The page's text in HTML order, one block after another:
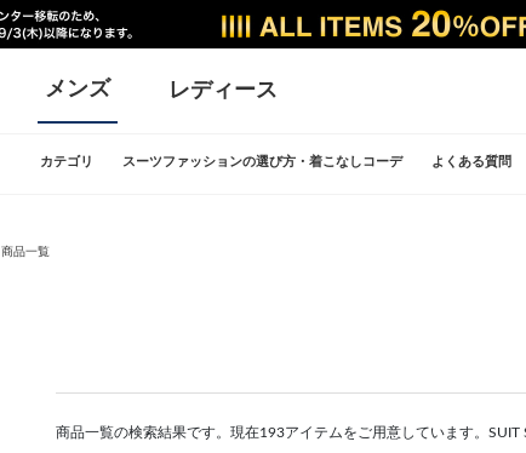
メンズ レディース
カテゴリ スーツファッションの選び方・着こなしコーデ よくある質問
商品一覧
商品一覧の検索結果です。現在193アイテムをご用意しています。